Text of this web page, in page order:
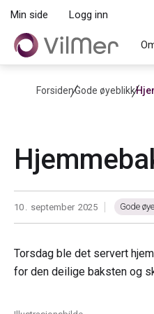
Min side Logg inn
ForsidenGode øyeblikk
10 . september 2025 Gode
Torsdag ble det servert
for den deilige baksten og